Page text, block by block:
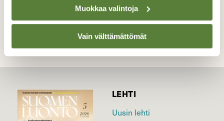
Muokkaa valintoja
Vain välttämättömät
LEHTI
Uusin lehti